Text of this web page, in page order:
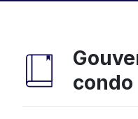
condo